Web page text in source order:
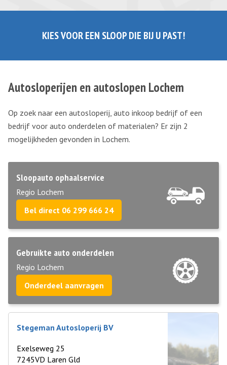
KIES VOOR EEN SLOOP DIE BIJ U PAST!
Autosloperijen en autoslopen Lochem
Op zoek naar een autosloperij, auto inkoop bedrijf of een
bedrijf voor auto onderdelen of materialen? Er zijn 2
mogelijkheden gevonden in Lochem.
Sloopauto ophaalservice
Regio Lochem
Bel direct 06 299 666 24
Gebruikte auto onderdelen
Regio Lochem
Onderdeel aanvragen
Stegeman Autosloperij BV
Exelseweg 25
7245VD Laren Gld